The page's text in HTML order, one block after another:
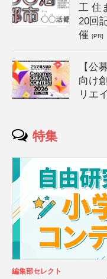
工 住
20回
催[PR]
【公
向け
リエ
特集
編集部セレクト